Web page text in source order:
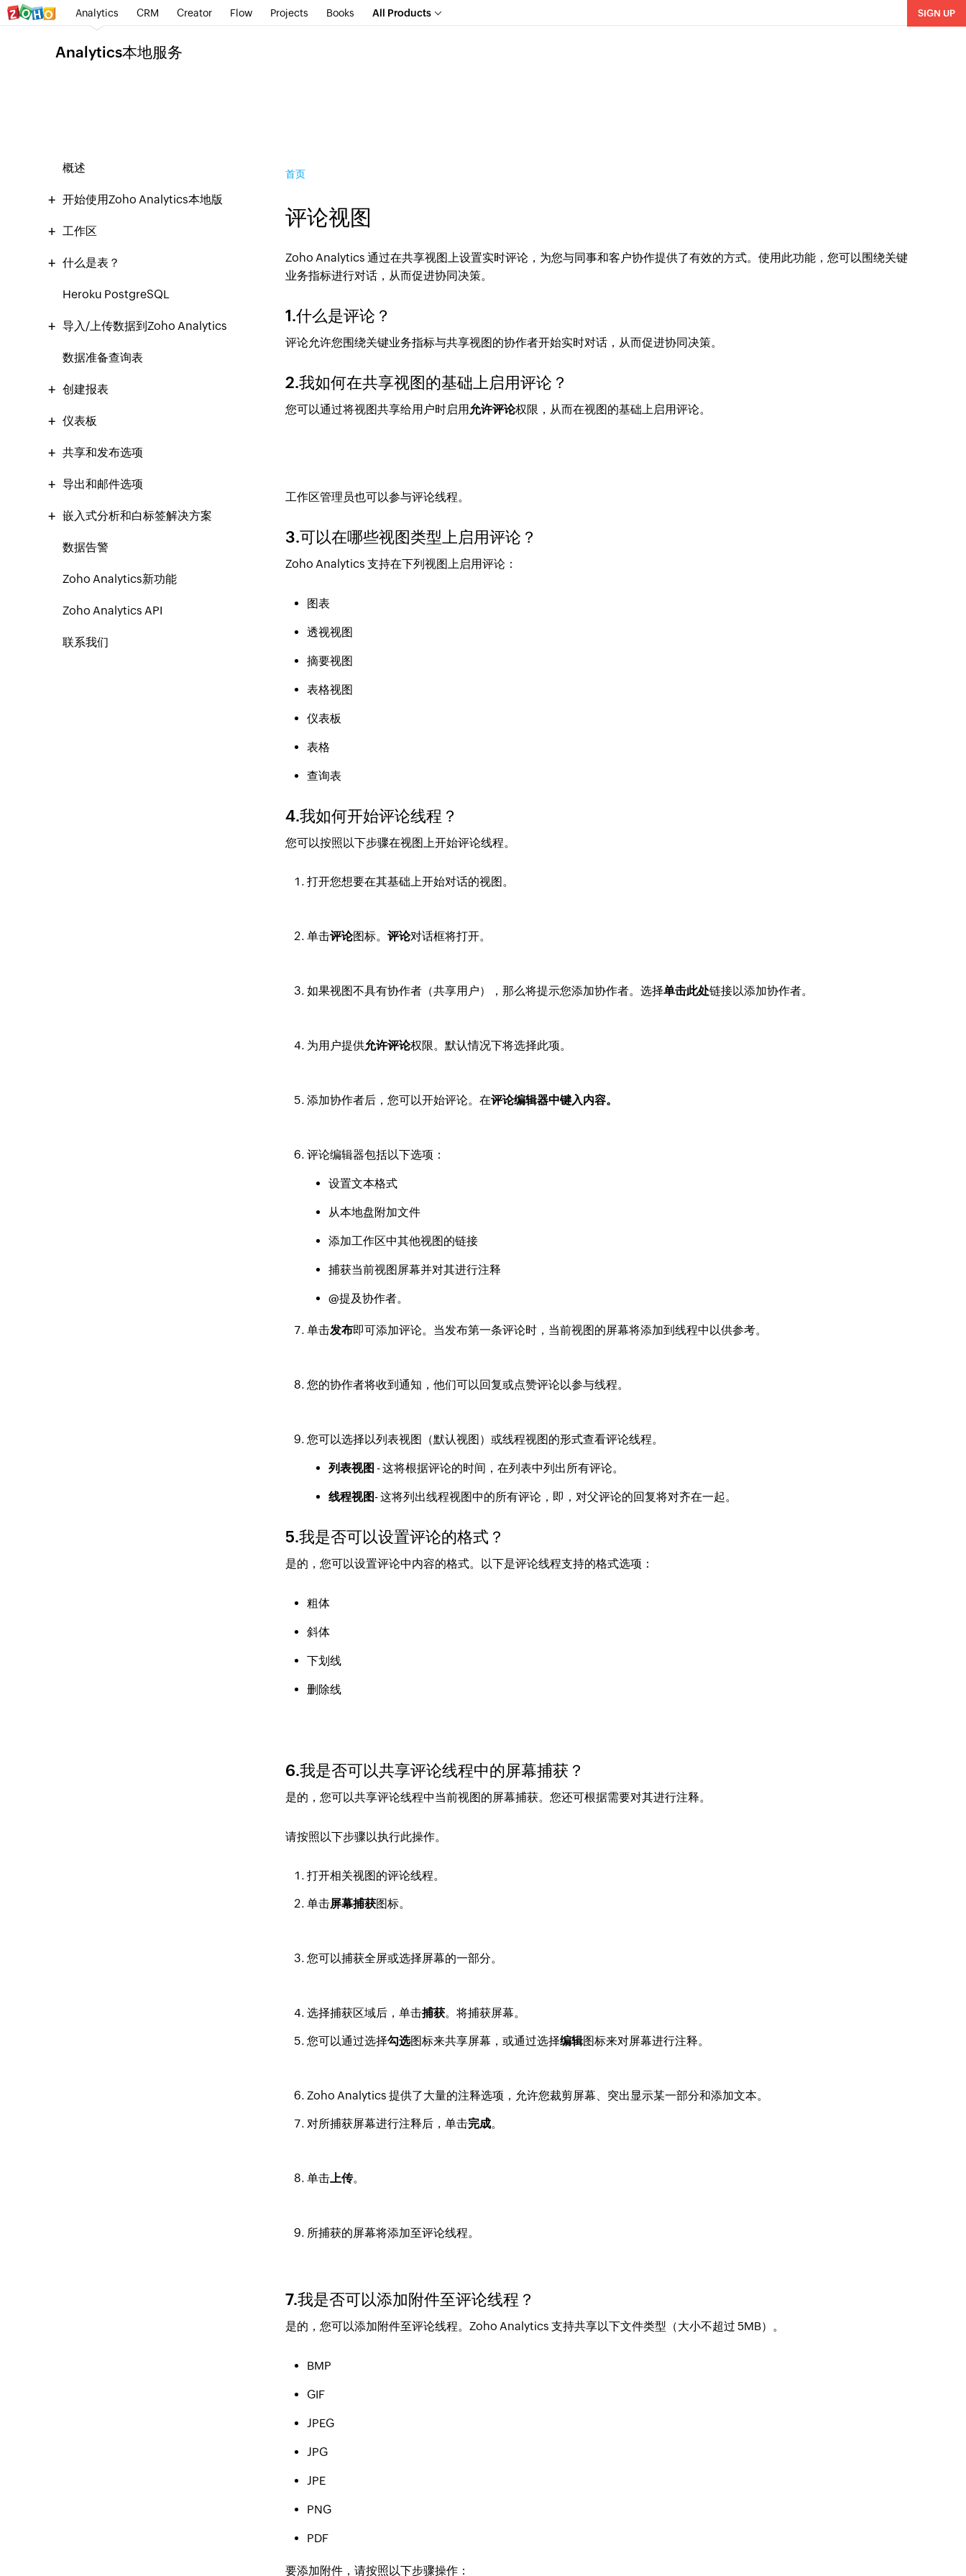
Analytics CRM Creator Flow Projects Books All Products SIGN UP
Analytics本地服务
概述
开始使用Zoho Analytics本地版
工作区
什么是表？
Heroku PostgreSQL
导入/上传数据到Zoho Analytics
数据准备查询表
创建报表
仪表板
共享和发布选项
导出和邮件选项
嵌入式分析和白标签解决方案
数据告警
Zoho Analytics新功能
Zoho Analytics API
联系我们
首页
评论视图
Zoho Analytics 通过在共享视图上设置实时评论，为您与同事和客户协作提供了有效的方式。使用此功能，您可以围绕关键
业务指标进行对话，从而促进协同决策。
1.什么是评论？
评论允许您围绕关键业务指标与共享视图的协作者开始实时对话，从而促进协同决策。
2.我如何在共享视图的基础上启用评论？
您可以通过将视图共享给用户时启用允许评论权限，从而在视图的基础上启用评论。
工作区管理员也可以参与评论线程。
3.可以在哪些视图类型上启用评论？
Zoho Analytics 支持在下列视图上启用评论：
图表
透视视图
摘要视图
表格视图
仪表板
表格
查询表
4.我如何开始评论线程？
您可以按照以下步骤在视图上开始评论线程。
打开您想要在其基础上开始对话的视图。
单击评论图标。评论对话框将打开。
如果视图不具有协作者（共享用户），那么将提示您添加协作者。选择单击此处链接以添加协作者。
为用户提供允许评论权限。默认情况下将选择此项。
添加协作者后，您可以开始评论。在评论编辑器中键入内容。
评论编辑器包括以下选项：
设置文本格式
从本地盘附加文件
添加工作区中其他视图的链接
捕获当前视图屏幕并对其进行注释
@提及协作者。
单击发布即可添加评论。当发布第一条评论时，当前视图的屏幕将添加到线程中以供参考。
您的协作者将收到通知，他们可以回复或点赞评论以参与线程。
您可以选择以列表视图（默认视图）或线程视图的形式查看评论线程。
列表视图 - 这将根据评论的时间，在列表中列出所有评论。
线程视图- 这将列出线程视图中的所有评论，即，对父评论的回复将对齐在一起。
5.我是否可以设置评论的格式？
是的，您可以设置评论中内容的格式。以下是评论线程支持的格式选项：
粗体
斜体
下划线
删除线
6.我是否可以共享评论线程中的屏幕捕获？
是的，您可以共享评论线程中当前视图的屏幕捕获。您还可根据需要对其进行注释。
请按照以下步骤以执行此操作。
打开相关视图的评论线程。
单击屏幕捕获图标。
您可以捕获全屏或选择屏幕的一部分。
选择捕获区域后，单击捕获。将捕获屏幕。
您可以通过选择勾选图标来共享屏幕，或通过选择编辑图标来对屏幕进行注释。
Zoho Analytics 提供了大量的注释选项，允许您裁剪屏幕、突出显示某一部分和添加文本。
对所捕获屏幕进行注释后，单击完成。
单击上传。
所捕获的屏幕将添加至评论线程。
7.我是否可以添加附件至评论线程？
是的，您可以添加附件至评论线程。Zoho Analytics 支持共享以下文件类型（大小不超过 5MB）。
BMP
GIF
JPEG
JPG
JPE
PNG
PDF
要添加附件，请按照以下步骤操作：